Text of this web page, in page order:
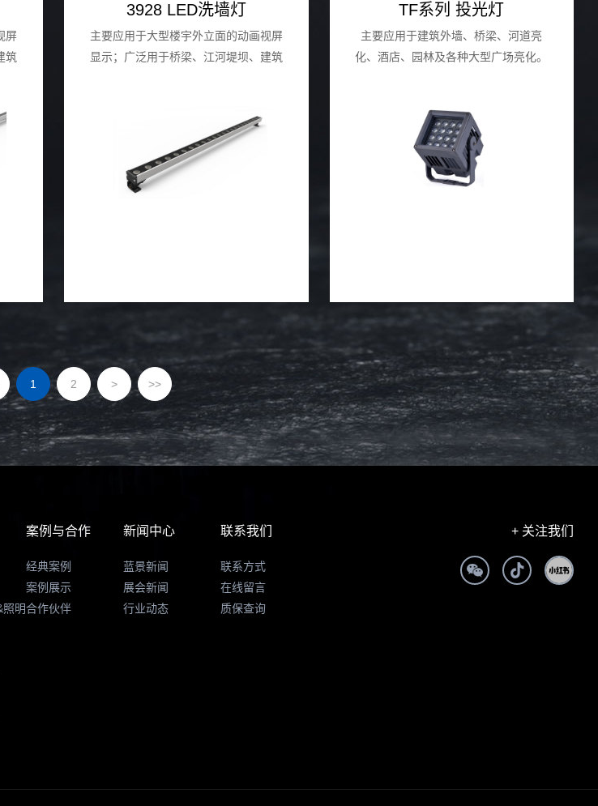
屏
筑
3928 LED洗墙灯
主要应⽤于⼤型楼宇外⽴⾯的动画视屏
显示；⼴泛⽤于桥梁、江河堤坝、建筑
TF系列 投光灯
主要应⽤于建筑外墙、桥梁、河道亮
化、酒店、园林及各种⼤型⼴场亮化。
1 2 > >>
照明
案例与合作
经典案例
案例展示
合作伙伴
新闻中心
蓝景新闻
展会新闻
行业动态
联系我们
联系方式
在线留言
质保查询
+ 关注我们